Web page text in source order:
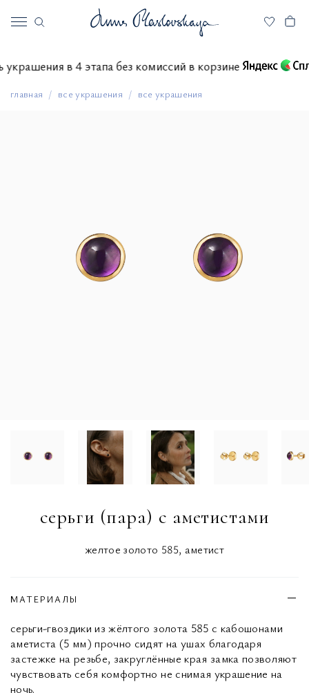
украшения в 4 этапа без комиссий в корзине
главная все украшения все украшения
серьги (пара) с аметистами
желтое золото 585, аметист
МАТЕРИАЛЫ
серьги-гвоздики из жёлтого золота 585 с кабошонами
аметиста (5 мм) прочно сидят на ушах благодаря
застежке на резьбе, закруглённые края замка позволяют
чувствовать себя комфортно не снимая украшение на
ночь.